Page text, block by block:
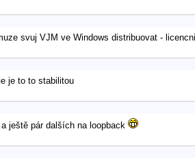
svuj VJM ve Windows distribuovat -
je to to stabilitou
ještě pár dalších na loopback